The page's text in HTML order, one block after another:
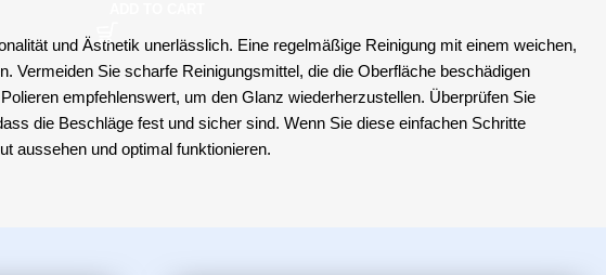
und Ästhetik unerlässlich. Eine regelmäßige Reinigung mit einem weichen,
Vermeiden Sie scharfe Reinigungsmittel, die die Oberfläche beschädigen
empfehlenswert, um den Glanz wiederherzustellen. Überprüfen Sie
die Beschläge fest und sicher sind. Wenn Sie diese einfachen Schritte
aussehen und optimal funktionieren.